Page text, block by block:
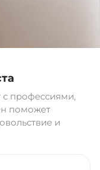
с профессиями,
поможет
и